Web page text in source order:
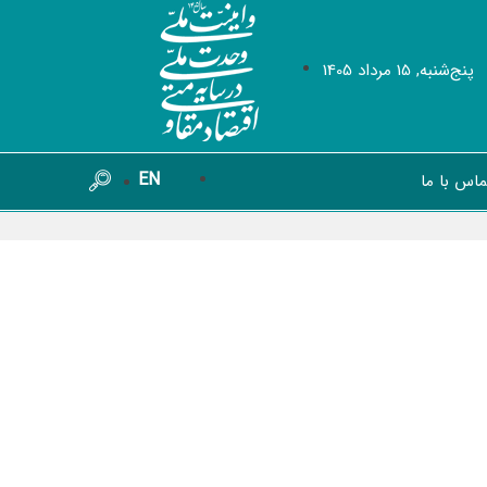
پنج‌شنبه, 15 مرداد 1405
با ما EN